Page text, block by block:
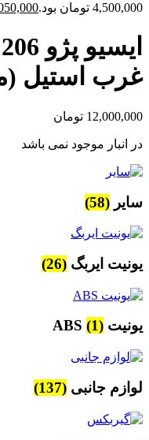
4,500,000 تومان بود.
غرب استیل
12,000,000 تومان
در انبار موجود نمی باشد
سایر (58)
یونیت ایربگ (26)
یونیت ABS (1)
لوازم جانبی (137)